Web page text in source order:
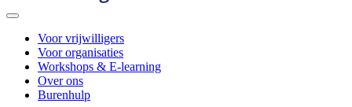
Voor vrijwilligers
Voor organisaties
Workshops & E-learning
Over ons
Burenhulp